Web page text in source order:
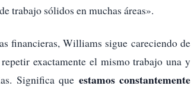
trabajo sólidos en muchas áreas».
financieras, Williams sigue careciendo de
exactamente el mismo trabajo una y
Significa que estamos constantemente